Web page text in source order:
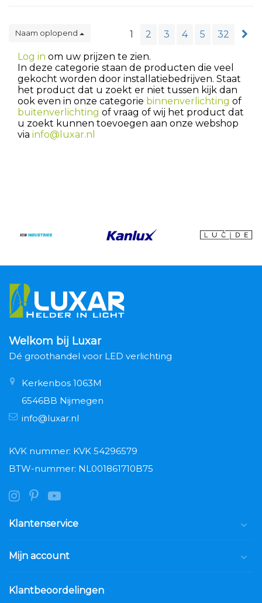
Naam oplopend 1 2 3 4 5
32
Log in om uw prijzen te zien.
In deze categorie staan de producten die veel
gekocht worden door installatiebedrijven. Staat
het product dat u zoekt er niet tussen kijk dan
ook even in onze categorie binnenverlichting of
buitenverlichting of vraag of wij het product dat
u zoekt kunnen toevoegen aan onze webshop
via info@luxar.nl
Welkom bij Luxar
Dé groothandel voor LED verlichting
Kerkenbos 1063M
6546BB Nijmegen
info@luxar.nl
KVK nummer: KVK 54296579
BTW-nummer: NL001861710B75
Klantenservice
Mijn account
Klantbeoordelingen